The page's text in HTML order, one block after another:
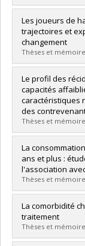
Graduate :
Cycle :Master's
Grade :M. Sc.
Lien vers le
Les joueurs de
trajectoires et
changement
Thèses et
Graduate :
Cycle :Doctoral
Grade :Ph. D.
Lien vers le
Le profil des
capacités
caractéristiques
des
Thèses et
Graduate :
Cycle :Doctoral
Grade :Ph. D.
Lien vers le
La
ans et plus :
l'association
Thèses et
Graduate :
Cycle :Doctoral
Grade :Ph. D.
Lien vers le
La comorbidité
traitement
Thèses et